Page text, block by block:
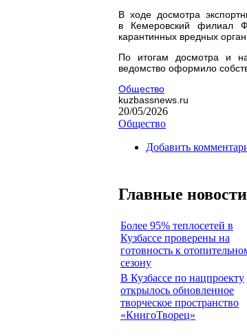
В ходе досмотра
в Кемеровский филиал
карантинных вредных
По итогам досмотра и
ведомство оформило
Общество
kuzbassnews.ru
20/05/2026
Общество
Добавить
Главные новости
Более 95% теплосетей в
Кузбассе проверены на
готовность к
сезону
В Кузбассе по нацпроекту
открылось обновленное
творческое пространство
«КнигоТворец»